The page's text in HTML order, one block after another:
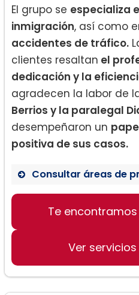
El grupo se especializa
inmigración, así como
accidentes de tráfico.
clientes resaltan el
dedicación y la
agradecen la labor de
Berrios y la paralegal
desempeñaron un
positiva de sus casos.
Consultar áreas de
Casos de
Accidentes de
Te
Ver